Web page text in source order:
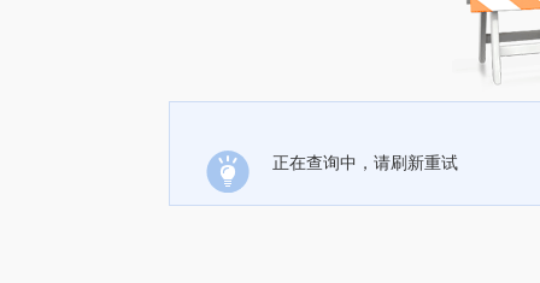
正在查询中，请刷新重试